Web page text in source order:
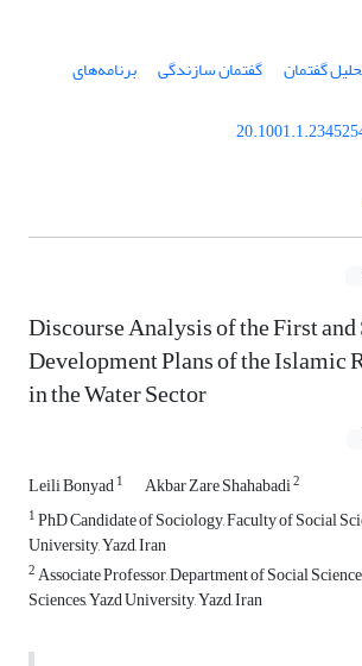
گفتمان گفتمان سازندگی برنامه‌های
Discourse Analysis of the First
Development Plans of the Islamic
in the Water Sector
Leili Bonyad1 Akbar Zare Shahabadi2
1PhD Candidate of Sociology, Faculty of Social
University, Yazd, Iran
2Associate Professor, Department of Social
Sciences, Yazd University, Yazd, Iran